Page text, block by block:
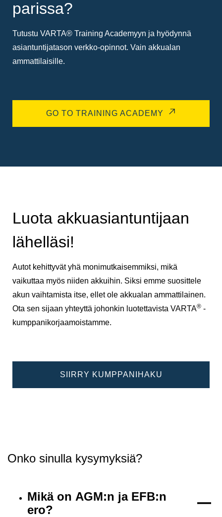
parissa?
Tutustu VARTA® Training Academyyn ja hyödynnä
asiantuntijatason verkko-opinnot. Vain akkualan
ammattilaisille.
GO TO TRAINING ACADEMY
Luota akkuasiantuntijaan
lähelläsi!
Autot kehittyvät yhä monimutkaisemmiksi, mikä
vaikuttaa myös niiden akkuihin. Siksi emme suosittele
akun vaihtamista itse, ellet ole akkualan ammattilainen.
Ota sen sijaan yhteyttä johonkin luotettavista VARTA® -
kumppanikorjaamoistamme.
SIIRRY KUMPPANIHAKU
Onko sinulla kysymyksiä?
Mikä on AGM:n ja EFB:n
ero?